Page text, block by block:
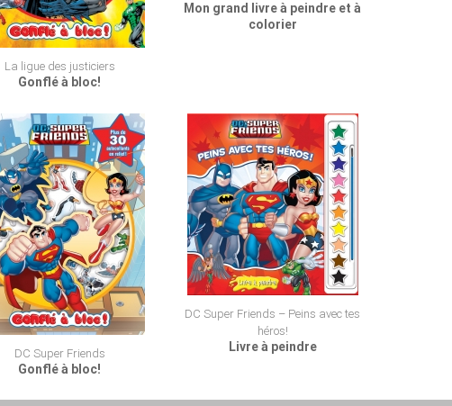
La ligue des justiciers
Gonflé à bloc!
Mon grand livre à peindre et à
colorier
DC Super Friends
Gonflé à bloc!
DC Super Friends – Peins avec tes
héros!
Livre à peindre